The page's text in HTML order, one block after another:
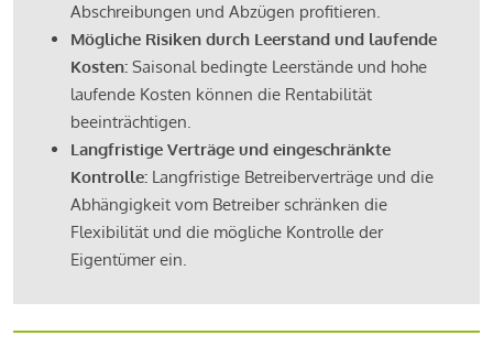
Abschreibungen und Abzügen profitieren.
Mögliche Risiken durch Leerstand und laufende
Kosten: Saisonal bedingte Leerstände und hohe
laufende Kosten können die Rentabilität
beeinträchtigen.
Langfristige Verträge und eingeschränkte
Kontrolle: Langfristige Betreiberverträge und die
Abhängigkeit vom Betreiber schränken die
Flexibilität und die mögliche Kontrolle der
Eigentümer ein.